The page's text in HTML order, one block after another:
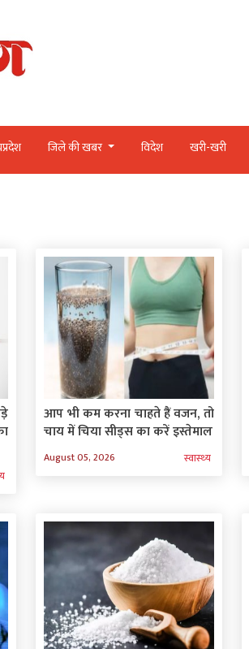
जिले की खबर विदेश खरी-खरी
आप भी कम करना चाहते हैं वजन, तो
चाय में चिया सीड्स का करें इस्तेमाल
August 05, 2026 स्‍वास्‍थ्‍य